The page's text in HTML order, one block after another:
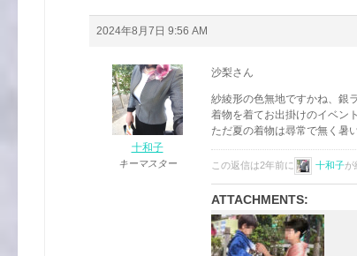
2024年8月7日 9:56 AM
十和子
キーマスター
沙梨さん
紗綾形の色無地ですかね、銀
着物を着てお出掛けのイベン
ただ夏の着物は尋常で無く暑
この返信は2年前に 十和子が
ATTACHMENTS: